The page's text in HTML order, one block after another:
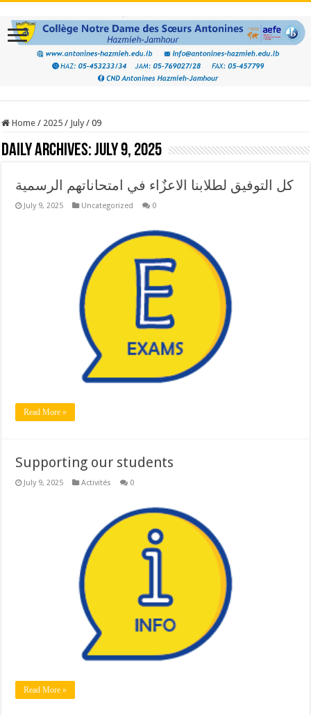
Home / 2025 / July / 09
Daily Archives:July 9, 2025
كل التوفيق لطلابنا الاعزٌاء في امتحاناتهم الرسمية
July 9, 2025 Uncategorized 0
Read More »
Supporting our students
July 9, 2025 Activités 0
Read More »